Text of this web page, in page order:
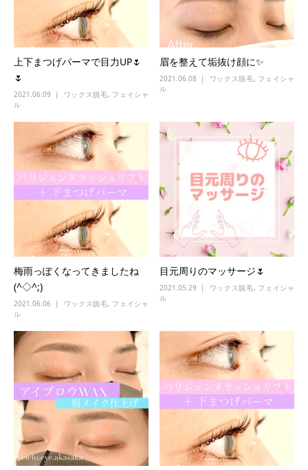
上下まつげパーマで目力UP🌷
🌷
2021.06.09 ワックス脱毛, フェイシャ
ル
眉を整えて垢抜け顔に✨
2021.06.08 ワックス脱毛, フェイシャ
ル
梅雨っぽくなってきましたね
(^◇^;)
2021.06.06 ワックス脱毛, フェイシャ
ル
目元周りのマッサージ🌷
2021.05.29 ワックス脱毛, フェイシャ
ル